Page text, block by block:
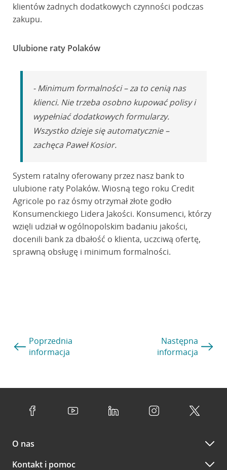
klientów żadnych dodatkowych czynności podczas
zakupu.
Ulubione raty Polaków
- Minimum formalności – za to cenią nas
klienci. Nie trzeba osobno kupować polisy i
wypełniać dodatkowych formularzy.
Wszystko dzieje się automatycznie –
zachęca Paweł Kosior.
System ratalny oferowany przez nasz bank to
ulubione raty Polaków. Wiosną tego roku Credit
Agricole po raz ósmy otrzymał złote godło
Konsumenckiego Lidera Jakości. Konsumenci, którzy
wzięli udział w ogólnopolskim badaniu jakości,
docenili bank za dbałość o klienta, uczciwą ofertę,
sprawną obsługę i minimum formalności.
Poprzednia
informacja
Następna
informacja
O nas
Kontakt i pomoc